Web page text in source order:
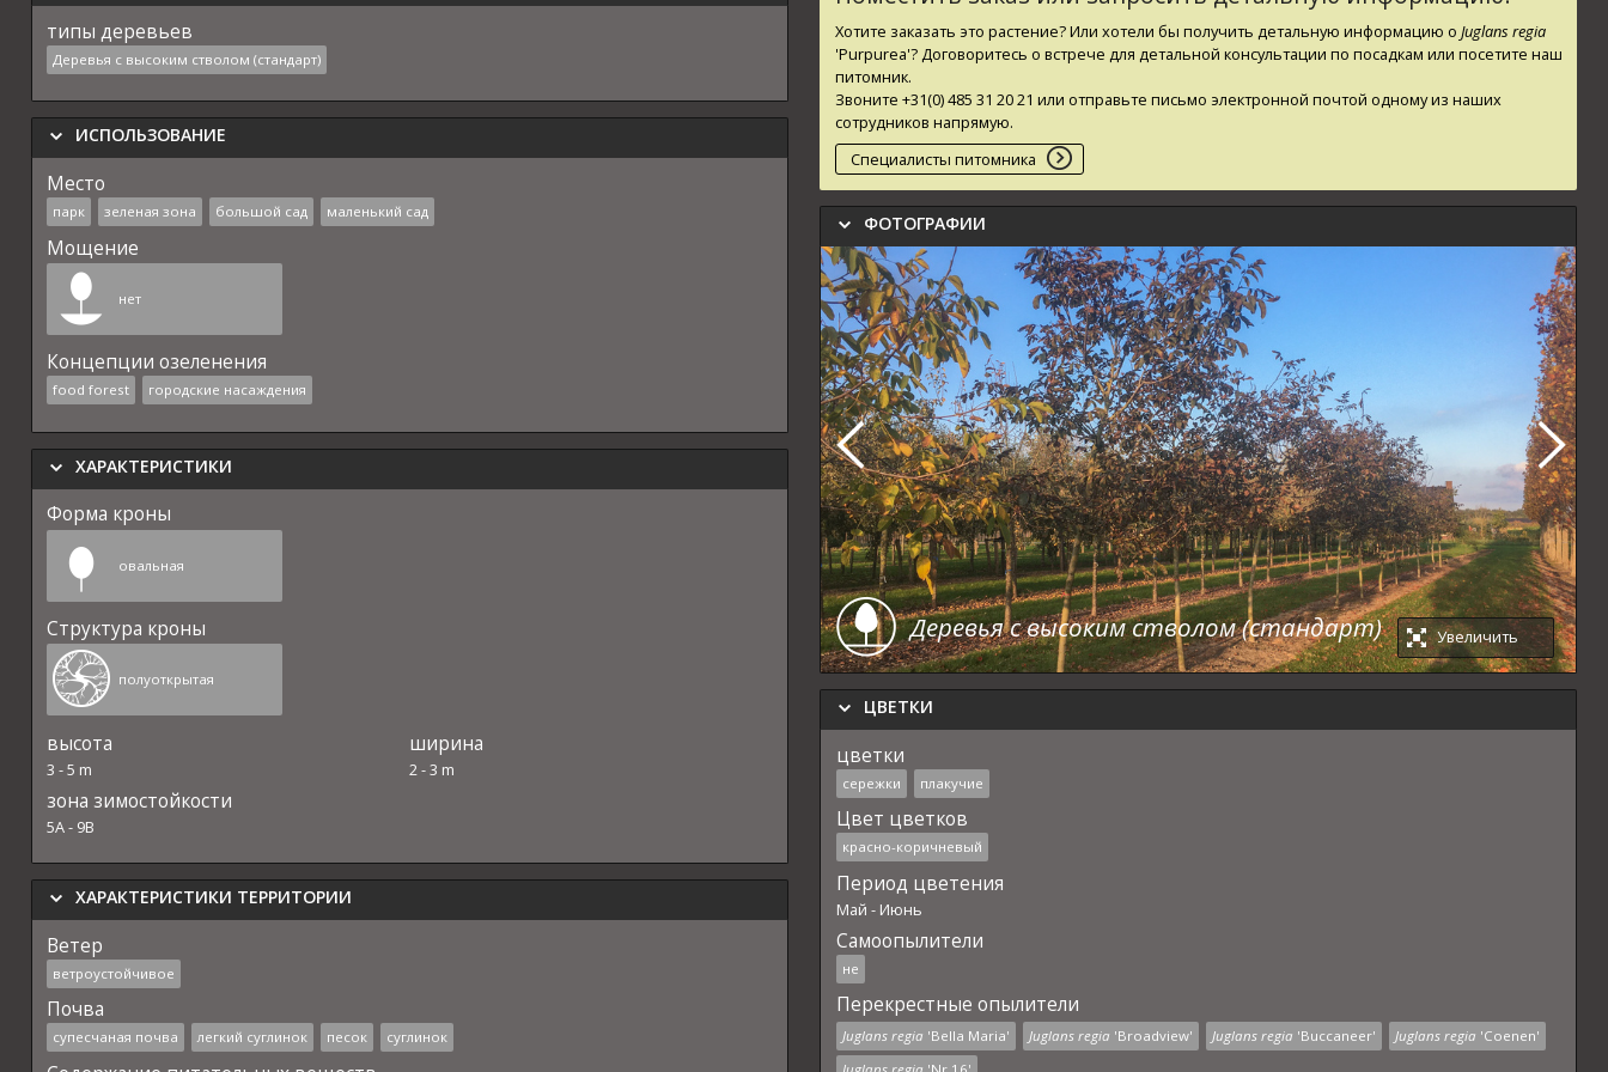
типы деревьев
Деревья с высоким стволом (стандарт)
ИСПОЛЬЗОВАНИЕ
Место
парк зеленая зона большой сад маленький сад
Мощение
нет
Концепции озеленения
food forest городские насаждения
ХАРАКТЕРИСТИКИ
Форма кроны
овальная
Структура кроны
полуоткрытая
высота
3 -5 m
ширина
2-3 m
зона зимостойкости
5A- 9B
ХАРАКТЕРИСТИКИ ТЕРРИТОРИИ
Ветер
ветроустойчивое
Почва
супесчаная почва легкий суглинок песок суглинок
Хотите заказать это растение? Или хотели бы получить детальную информацию о Juglans regia
'Purpurea'? Договоритесь о встрече для детальной консультации по посадкам или посетите наш
питомник.
Звоните +31(0) 485 31 20 21 или отправьте письмо электронной почтой одному из наших
сотрудников напрямую.
Специалисты питомника
ФОТОГРАФИИ
Увеличить
Деревья с высоким стволом (стандарт)
ЦВЕТКИ
цветки
сережки плакучие
Цвет цветков
красно-коричневый
Период цветения
Май - Июнь
Самоопылители
не
Перекрестные опылители
Juglans regia 'Bella Maria' Juglans regia 'Broadview' Juglans regia 'Buccaneer' Juglans regia 'Coenen'